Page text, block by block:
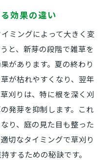
効果の違い
ミングによって大きく変
と、新芽の段階で雑草を
があります。夏の終わり
が枯れやすくなり、翌年
刈りは、特に根を深く刈
発芽を抑制します。これ
り、庭の見た目も整った
切なタイミングで草刈り
するための秘訣です。